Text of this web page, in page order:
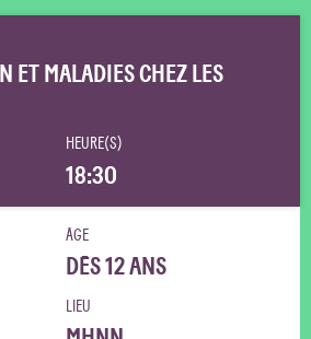
ET MALADIES CHEZ LES
HEURE(S)
18:30
ÂGE
DÈS 12 ANS
LIEU